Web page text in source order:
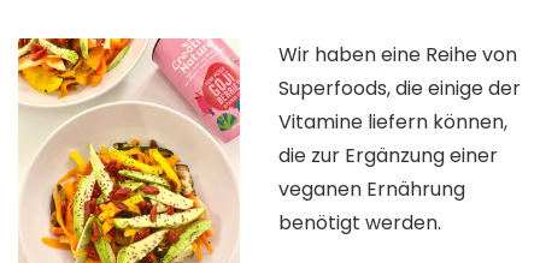
Wir haben eine Reihe von
Superfoods, die einige der
Vitamine liefern können,
die zur Ergänzung einer
veganen Ernährung
benötigt werden.